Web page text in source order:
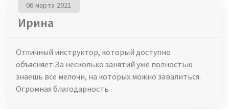
Ирина
06 марта 2021
Отличный инструктор, который доступно
объясняет.За несколько занятий уже полностью
знаешь все мелочи, на которых можно завалиться.
Огромная благодарность